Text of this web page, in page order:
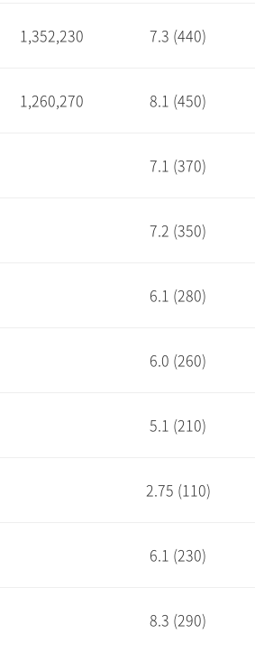
1,352,230 7.3 (440)
1,260,270 8.1 (450)
7.1 (370)
7.2 (350)
6.1 (280)
6.0 (260)
5.1 (210)
2.75 (110)
6.1 (230)
8.3 (290)